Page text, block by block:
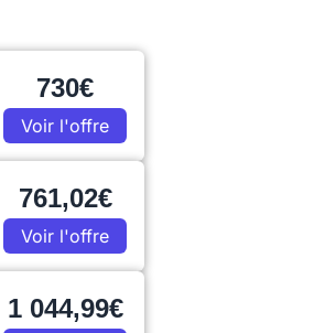
730€
Voir l'offre
761,02€
Voir l'offre
1 044,99€